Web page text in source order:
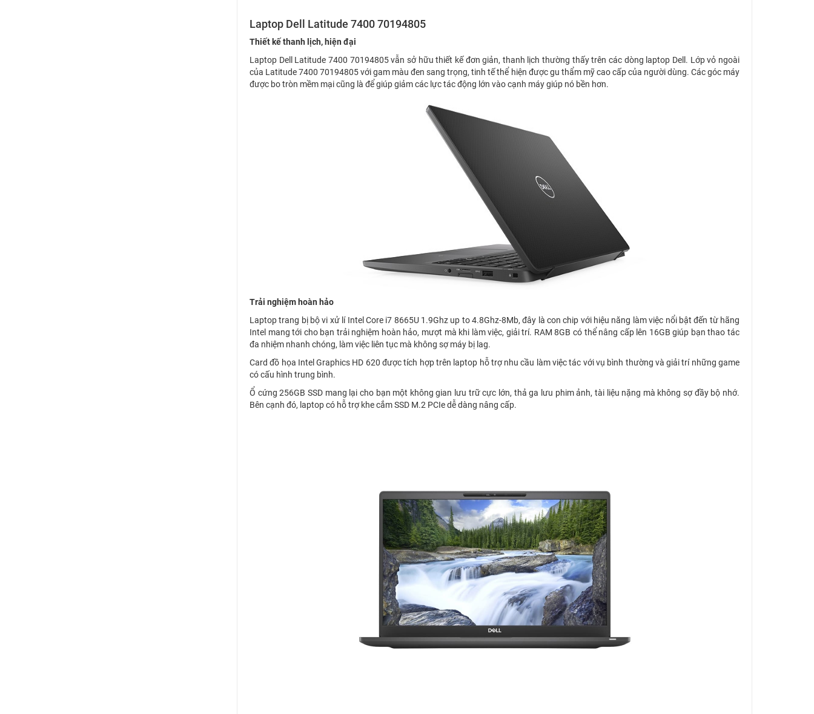
Laptop Dell Latitude 7400 70194805
Thiết kế thanh lịch, hiện đại
Laptop Dell Latitude 7400 70194805 vẫn sở hữu thiết kế đơn giản, thanh lịch thường thấy trên các dòng laptop Dell. Lớp vỏ ngoài
của Latitude 7400 70194805 với gam màu đen sang trọng, tinh tế thể hiện được gu thẩm mỹ cao cấp của người dùng. Các góc máy
được bo tròn mềm mại cũng là để giúp giảm các lực tác động lớn vào cạnh máy giúp nó bền hơn.
Trải nghiệm hoàn hảo
Laptop trang bị bộ vi xử lí Intel Core i7 8665U 1.9Ghz up to 4.8Ghz-8Mb, đây là con chip với hiệu năng làm việc nổi bật đến từ hãng
Intel mang tới cho bạn trải nghiệm hoàn hảo, mượt mà khi làm việc, giải trí. RAM 8GB có thể nâng cấp lên 16GB giúp bạn thao tác
đa nhiệm nhanh chóng, làm việc liên tục mà không sợ máy bị lag.
Card đồ họa Intel Graphics HD 620 được tích hợp trên laptop hỗ trợ nhu cầu làm việc tác với vụ bình thường và giải trí những game
có cấu hình trung bình.
Ổ cứng 256GB SSD mang lại cho bạn một không gian lưu trữ cực lớn, thả ga lưu phim ảnh, tài liệu nặng mà không sợ đầy bộ nhớ.
Bên cạnh đó, laptop có hỗ trợ khe cắm SSD M.2 PCIe dễ dàng nâng cấp.